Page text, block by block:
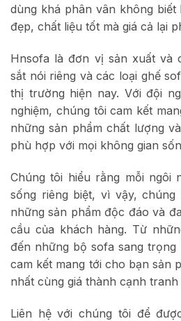
dùng khá phân vân không
đẹp, chất liệu tốt mà giá cả lại
Hnsofa là đơn vị sản xuất và
sắt nói riêng và các loại ghế
thị trường hiện nay. Với đội
nghiệm, chúng tôi cam kết
những sản phẩm chất lượng
phù hợp với mọi không gian
Chúng tôi hiểu rằng mỗi ngôi
sống riêng biệt, vì vậy,
những sản phẩm độc đáo và
cầu của khách hàng. Từ
đến những bộ sofa sang
cam kết mang tới cho bạn sản
nhất cùng giá thành cạnh tranh
Liên hệ với chúng tôi để